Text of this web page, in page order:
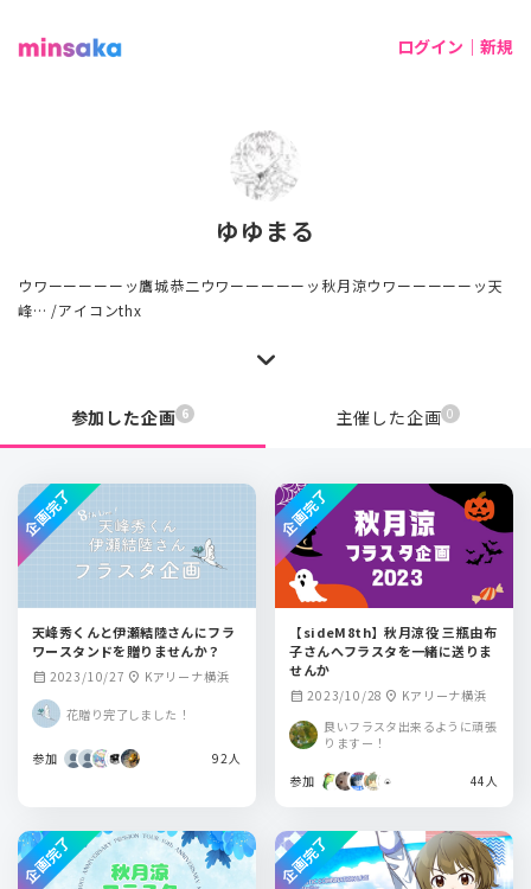
ログイン｜新規
ゆゆまる
ウワーーーーーッ鷹城恭二ウワーーーーーッ秋月涼ウワーーーーーッ天
峰… /アイコンthx
参加した企画 6 主催した企画 0
天峰秀くんと伊瀬結陸さんにフラ
ワースタンドを贈りませんか？
calendar_month 2023/10/27 location_on Kアリーナ横浜
花贈り完了しました！
参加 92人
企画完了
【sideM8th】秋月涼役 三瓶由布
子さんへフラスタを一緒に送りま
せんか
calendar_month 2023/10/28 location_on Kアリーナ横浜
良いフラスタ出来るように頑張
りますー！
参加 44人
企画完了
企画完了 企画完了